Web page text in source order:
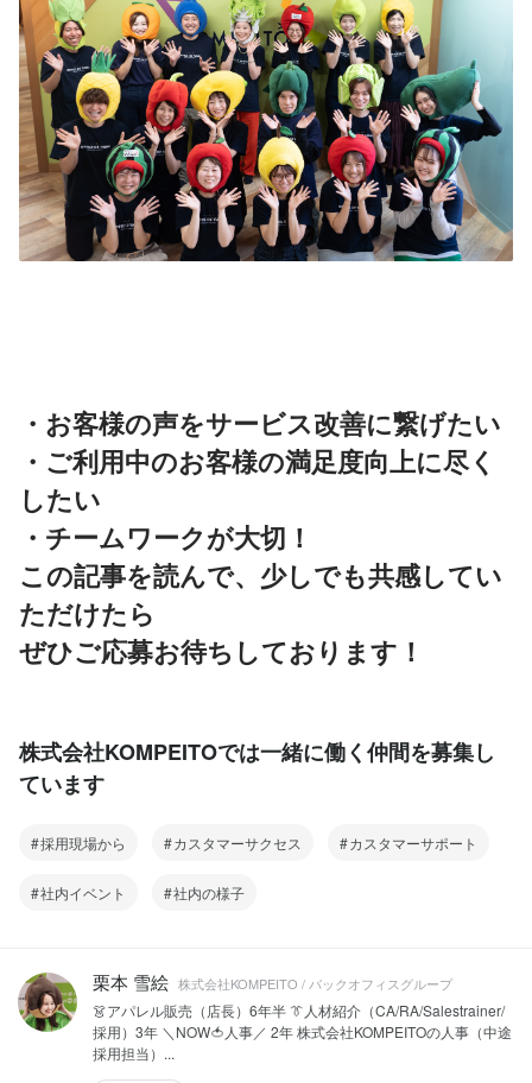
・お客様の声をサービス改善に繋げたい
・ご利用中のお客様の満足度向上に尽く
したい
・チームワークが大切！
この記事を読んで、少しでも共感してい
ただけたら
ぜひご応募お待ちしております！
株式会社KOMPEITOでは一緒に働く仲間を募集し
ています
採用現場から カスタマーサクセス カスタマーサポート
社内イベント 社内の様子
栗本 雪絵 株式会社KOMPEITO / バックオフィスグループ
👗アパレル販売（店長）6年半 👔人材紹介（CA/RA/Salestrainer/
採用）3年 ＼NOW🍅人事／ 2年 株式会社KOMPEITOの人事（中途
採用担当）...